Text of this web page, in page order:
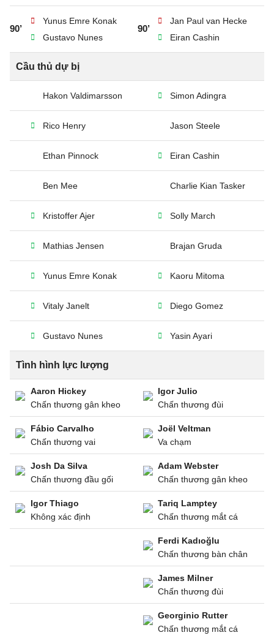
90’
Yunus Emre Konak
Gustavo Nunes
90’
Jan Paul van Hecke
Eiran Cashin
Cầu thủ dự bị
Hakon Valdimarsson Simon Adingra
Rico Henry Jason Steele
Ethan Pinnock Eiran Cashin
Ben Mee Charlie Kian Tasker
Kristoffer Ajer Solly March
Mathias Jensen Brajan Gruda
Yunus Emre Konak Kaoru Mitoma
Vitaly Janelt Diego Gomez
Gustavo Nunes Yasin Ayari
Tình hình lực lượng
Aaron Hickey
Chấn thương gân kheo
Igor Julio
Chấn thương đùi
Fábio Carvalho
Chấn thương vai
Joël Veltman
Va chạm
Josh Da Silva
Chấn thương đầu gối
Adam Webster
Chấn thương gân kheo
Igor Thiago
Không xác định
Tariq Lamptey
Chấn thương mắt cá
Ferdi Kadıoğlu
Chấn thương bàn chân
James Milner
Chấn thương đùi
Georginio Rutter
Chấn thương mắt cá